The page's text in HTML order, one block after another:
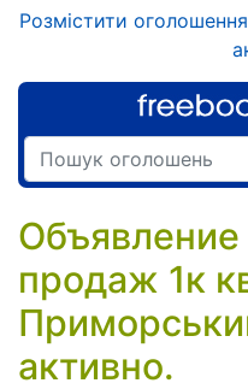
Розмістити оголошення
продаж 1к
активно.